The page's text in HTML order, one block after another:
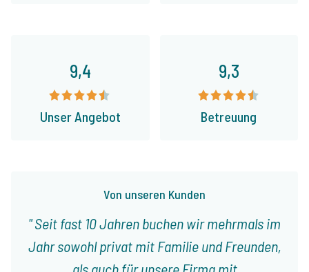
Von unseren Kunden
Seit fast 10 Jahren buchen wir mehrmals im
Jahr sowohl privat mit Familie und Freunden,
9,4
Unser Angebot
9,3
Betreuung